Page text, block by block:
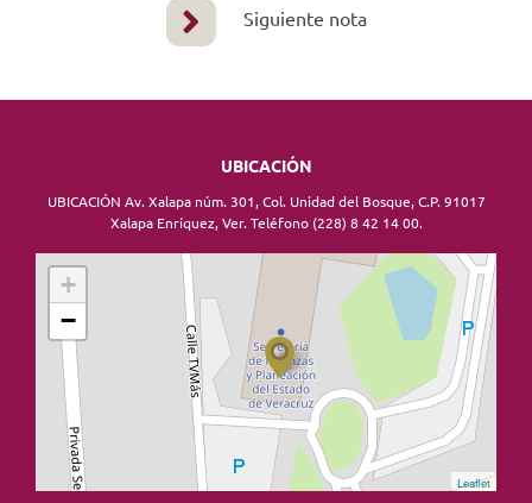
Siguiente nota
UBICACIÓN
UBICACIÓN Av. Xalapa núm. 301, Col. Unidad del Bosque, C.P. 91017
Xalapa Enríquez, Ver. Teléfono (228) 8 42 14 00.
+
−
Leaflet